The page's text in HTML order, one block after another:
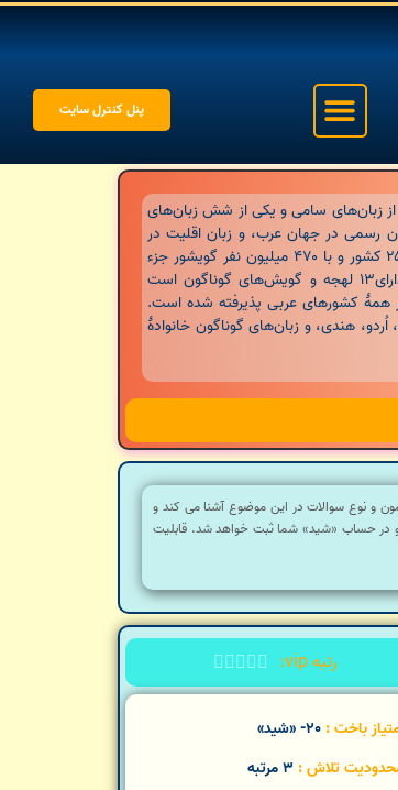
پنل کنترل سایت
زبان‌های سامی و یکی از شش زبان‌های
رسمی در جهان عرب، و زبان اقلیت در
بقیه کشورهای شمال آفریقا است.عربی زبان رسمی ۲۵ کشور و با ۴۷۰ میلیون نفر گویشور جزء
پرگویش‌ترین زبان‌های جهان است.امروزه این زبان دارای۱۳ لهجه و گویش‌های گوناگون است
همهٔ کشورهای عربی پذیرفته شده‌ است.
هندی، و زبان‌های گوناگون خانوادهٔ
و نوع سوالات در این موضوع آشنا می کند و
و در حساب «شید» شما ثبت خواهد شد. قابلیت
رتبه vip: 




باخت :
تلاش :